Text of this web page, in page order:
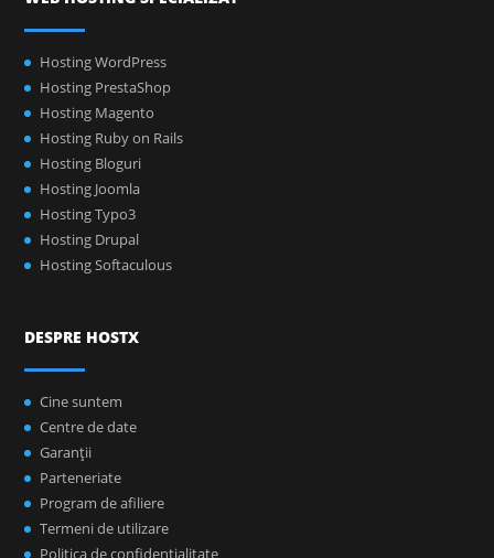
Hosting WordPress
Hosting PrestaShop
Hosting Magento
Hosting Ruby on Rails
Hosting Bloguri
Hosting Joomla
Hosting Typo3
Hosting Drupal
Hosting Softaculous
DESPRE HOSTX
Cine suntem
Centre de date
Garanţii
Parteneriate
Program de afiliere
Termeni de utilizare
Politica de confidenţialitate